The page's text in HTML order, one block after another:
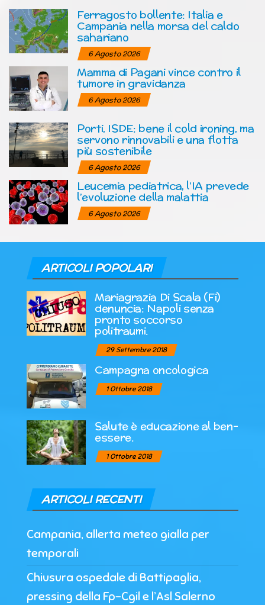
Ferragosto bollente: Italia e
Campania nella morsa del caldo
sahariano
6 Agosto 2026
Mamma di Pagani vince contro il
tumore in gravidanza
6 Agosto 2026
Porti, ISDE: bene il cold ironing, ma
servono rinnovabili e una flotta
più sostenibile
6 Agosto 2026
Leucemia pediatrica, l’IA prevede
l’evoluzione della malattia
6 Agosto 2026
ARTICOLI POPOLARI
Mariagrazia Di Scala (Fi)
denuncia: Napoli senza
pronto soccorso
politraumi.
29 Settembre 2018
Campagna oncologica
1 Ottobre 2018
Salute è educazione al ben-
essere.
1 Ottobre 2018
ARTICOLI RECENTI
Campania, allerta meteo gialla per
temporali
Chiusura ospedale di Battipaglia,
pressing della Fp-Cgil e l’Asl Salerno